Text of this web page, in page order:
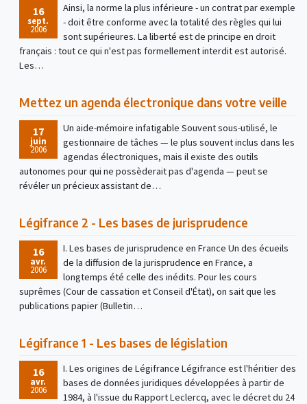
16
sept.
2006
Ainsi, la norme la plus inférieure - un contrat par exemple
- doit être conforme avec la totalité des règles qui lui
sont supérieures. La liberté est de principe en droit
français : tout ce qui n'est pas formellement interdit est autorisé.
Les…
Mettez un agenda électronique dans votre veille
17
juin
2006
Un aide-mémoire infatigable Souvent sous-utilisé, le
gestionnaire de tâches — le plus souvent inclus dans les
agendas électroniques, mais il existe des outils
autonomes pour qui ne possèderait pas d'agenda — peut se
révéler un précieux assistant de…
Légifrance 2 - Les bases de jurisprudence
16
avr.
2006
I. Les bases de jurisprudence en France Un des écueils
de la diffusion de la jurisprudence en France, a
longtemps été celle des inédits. Pour les cours
suprêmes (Cour de cassation et Conseil d'État), on sait que les
publications papier (Bulletin…
Légifrance 1 - Les bases de législation
16
avr.
2006
I. Les origines de Légifrance Légifrance est l'héritier des
bases de données juridiques développées à partir de
1984, à l'issue du Rapport Leclercq, avec le décret du 24